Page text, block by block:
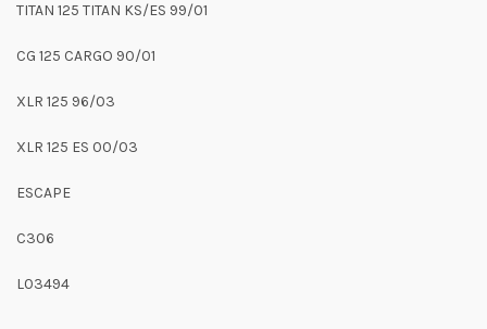
TITAN 125 TITAN KS/ES 99/01
CG 125 CARGO 90/01
XLR 125 96/03
XLR 125 ES 00/03
ESCAPE
C306
L03494